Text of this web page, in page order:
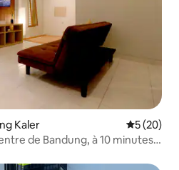
Kaler
5 (20)
de Bandung, à 10 minutes